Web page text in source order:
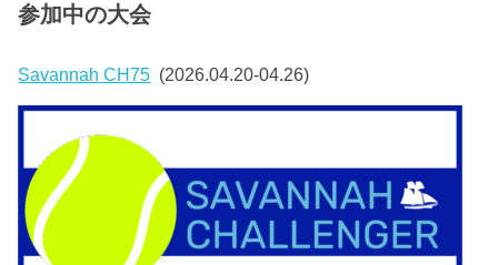
参加中の大会
Savannah CH75 (2026.04.20-04.26)